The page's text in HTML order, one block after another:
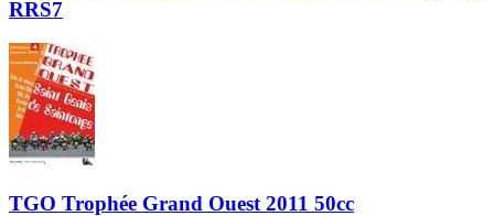
RRS7
TGO Trophée Grand Ouest 2011 50cc